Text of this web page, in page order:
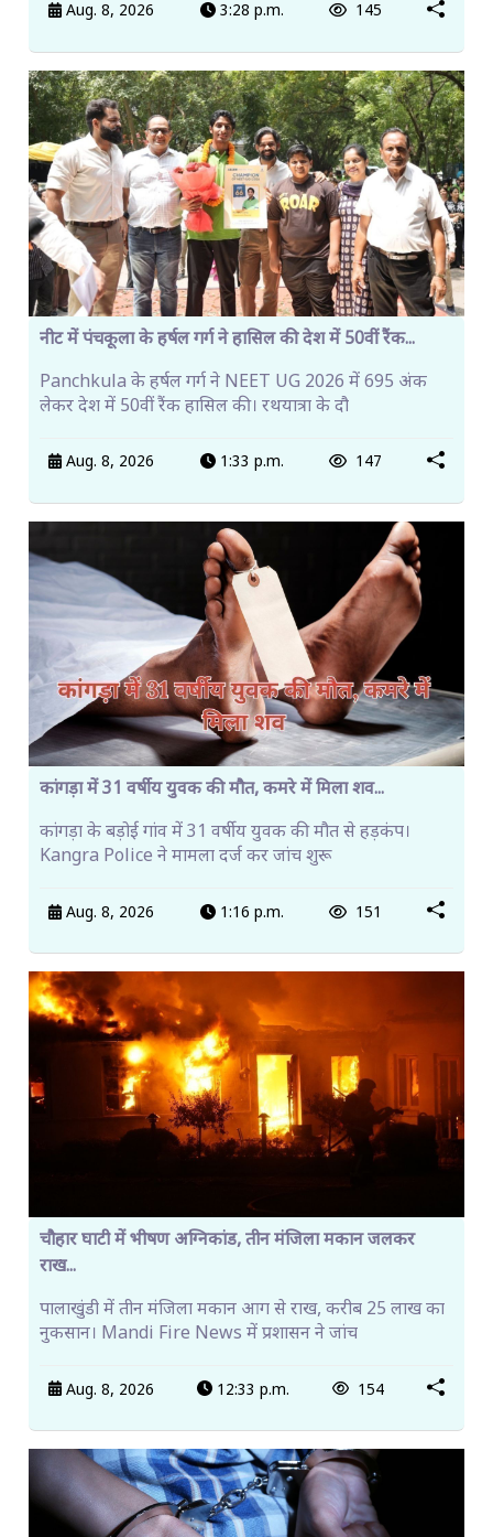
Aug. 8, 2026 3:28 p.m. 145
नीट में पंचकूला के हर्षल गर्ग ने हासिल की देश में 50वीं रैंक...
Panchkula के हर्षल गर्ग ने NEET UG 2026 में 695 अंक
लेकर देश में 50वीं रैंक हासिल की। रथयात्रा के दौ
Aug. 8, 2026 1:33 p.m. 147
कांगड़ा में 31 वर्षीय युवक की मौत, कमरे में मिला शव...
कांगड़ा के बड़ोई गांव में 31 वर्षीय युवक की मौत से हड़कंप।
Kangra Police ने मामला दर्ज कर जांच शुरू
Aug. 8, 2026 1:16 p.m. 151
चौहार घाटी में भीषण अग्निकांड, तीन मंजिला मकान जलकर
राख...
पालाखुंडी में तीन मंजिला मकान आग से राख, करीब 25 लाख का
नुकसान। Mandi Fire News में प्रशासन ने जांच
Aug. 8, 2026 12:33 p.m. 154